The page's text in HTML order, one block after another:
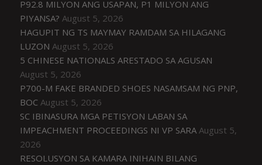
P92.8 MILYON ANG USAPAN, P1 MILYON ANG
PIYANSA? August 5, 2026
HAGUPIT NG TS MAYMAY RAMDAM SA HILAGANG
LUZON August 5, 2026
5 CHINESE NATIONALS ARESTADO SA AGUSAN
August 5, 2026
P700-M FAKE BRANDED SHOES NASAMSAM NG PNP,
BOC August 5, 2026
SC IBINASURA MGA PETISYON LABAN SA
IMPEACHMENT PROCEEDINGS NI VP SARA August 5,
2026
RESOLUSYON SA KAMARA INIHAIN BILANG